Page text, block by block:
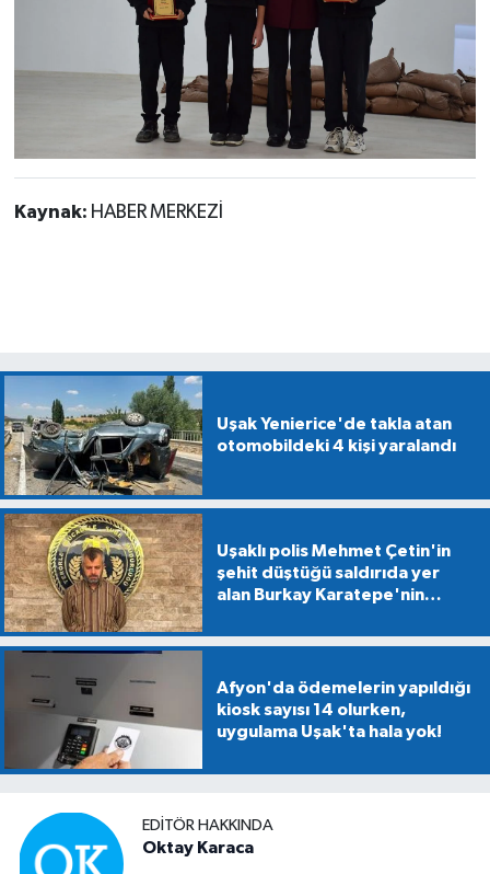
Kaynak: HABER MERKEZİ
Uşak Yenierice'de takla atan
otomobildeki 4 kişi yaralandı
Uşaklı polis Mehmet Çetin'in
şehit düştüğü saldırıda yer
alan Burkay Karatepe'nin
mühimmat aranıyor
Afyon'da ödemelerin yapıldığı
kiosk sayısı 14 olurken,
uygulama Uşak'ta hala yok!
EDITÖR HAKKINDA
Oktay Karaca